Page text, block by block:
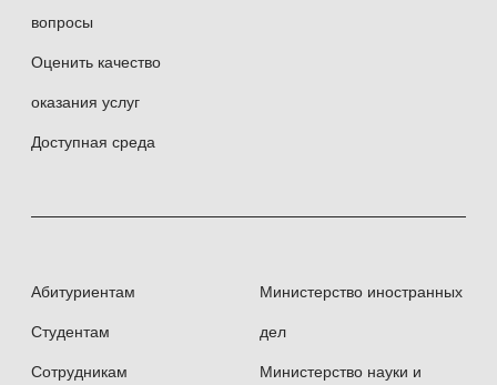
современные методики.
Для быстрой адаптации выпускников к
постоянно возрастающим и изменяющимся
имитируют реальные хозяйственные
вопросы
Оценить качество
оказания услуг
Доступная среда
Абитуриентам
Студентам
Сотрудникам
Министерство иностранных
дел
Министерство науки и